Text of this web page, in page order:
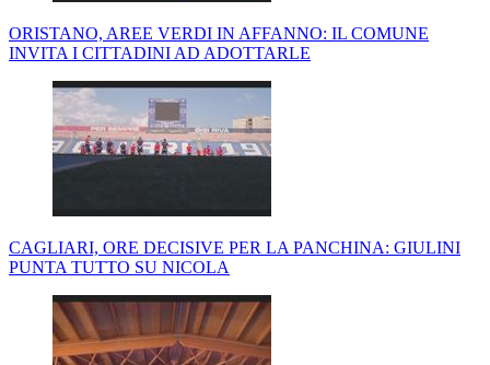
ORISTANO, AREE VERDI IN AFFANNO: IL COMUNE
INVITA I CITTADINI AD ADOTTARLE
CAGLIARI, ORE DECISIVE PER LA PANCHINA: GIULINI
PUNTA TUTTO SU NICOLA